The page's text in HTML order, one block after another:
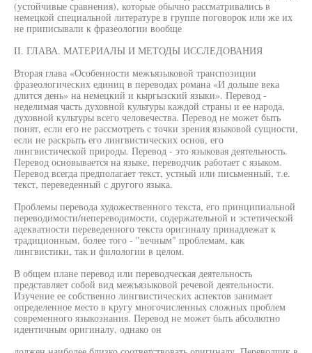
(устойчивые сравнения), которые обычно рассматривались в
немецкой специальной литературе в группе поговорок или же их
не приписывали к фразеологии вообще
II. ГЛАВА. МАТЕРИАЛЫ И МЕТОДЫ ИССЛЕДОВАНИЯ
Вторая глава «Особенности межъязыковой транспозиции
фразеологических единиц в переводах романа «И дольше века
длится день» на немецкий и кыргызский языки». Перевод -
неделимая часть духовной культуры каждой страны и ее народа,
духовной культуры всего человечества. Перевод не может быть
понят, если его не рассмотреть с точки зрения языковой сущности,
если не раскрыть его лингвистических основ, его
лингвистической природы. Перевод - это языковая деятельность.
Перевод основывается на языке, переводчик работает с языком.
Перевод всегда предполагает текст, устный или письменный, т.е.
текст, переведенный с другого языка.
Проблемы перевода художественного текста, его принципиальной
переводимости/непереводимости, содержательной и эстетической
адекватности переведенного текста оригиналу принадлежат к
традиционным, более того - "вечным" проблемам, как
лингвистики, так и филологии в целом.
В общем плане перевод или переводческая деятельность
представляет собой вид межъязыковой речевой деятельности.
Изучение ее собственно лингвистических аспектов занимает
определенное место в кругу многочисленных сложных проблем
современного языкознания. Перевод не может быть абсолютно
идентичным оригиналу, однако он